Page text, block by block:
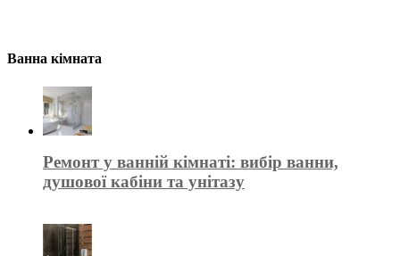
Ванна кімната
Ремонт у ванній кімнаті: вибір ванни,
душової кабіни та унітазу